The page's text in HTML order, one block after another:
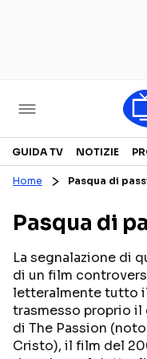
Televisione
CANALI TV
PROGRAMMI TV
PERSONAGGI TV
Streaming
GUIDA TV NOTIZIE
Home Pasqua di
Pasqua di
La segnalazione di
di un film
letteralmente tutto
trasmesso proprio il
di The Passion
Cristo), il film del